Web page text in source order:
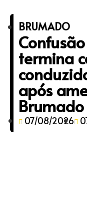
BRUMADO
termina
após
Brumado
07/08/2026